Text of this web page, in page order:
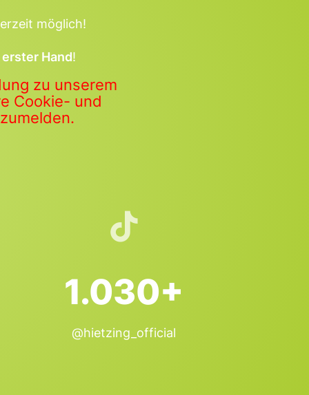
möglich!
Hand!
zu unserem
Cookie- und
1.030+
@hietzing_official